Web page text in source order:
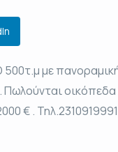
με
Πωλούνται
€ .